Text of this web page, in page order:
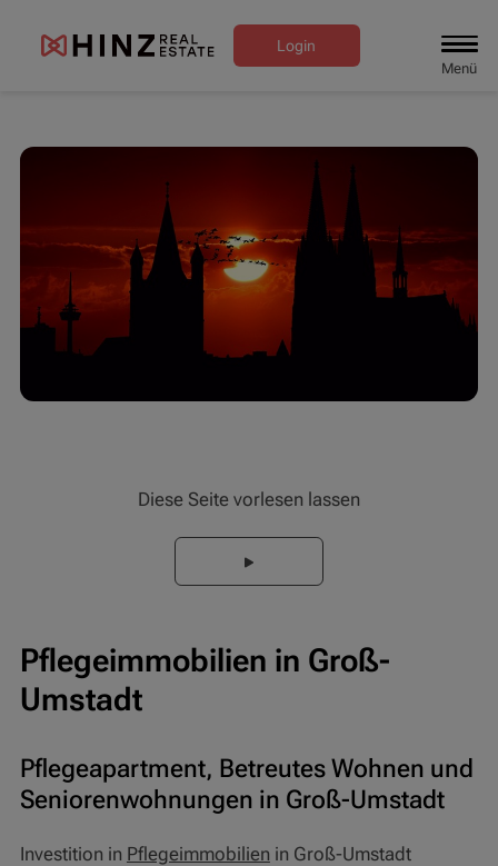
Login
Diese Seite vorlesen lassen
Pflegeimmobilien in Groß-
Umstadt
Pflegeapartment, Betreutes Wohnen und
Seniorenwohnungen in Groß-Umstadt
Investition in Pflegeimmobilien in Groß-Umstadt